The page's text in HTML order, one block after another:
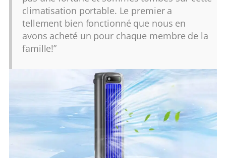
climatisation portable. Le premier a
tellement bien fonctionné que nous en
avons acheté un pour chaque membre de la
famille!”